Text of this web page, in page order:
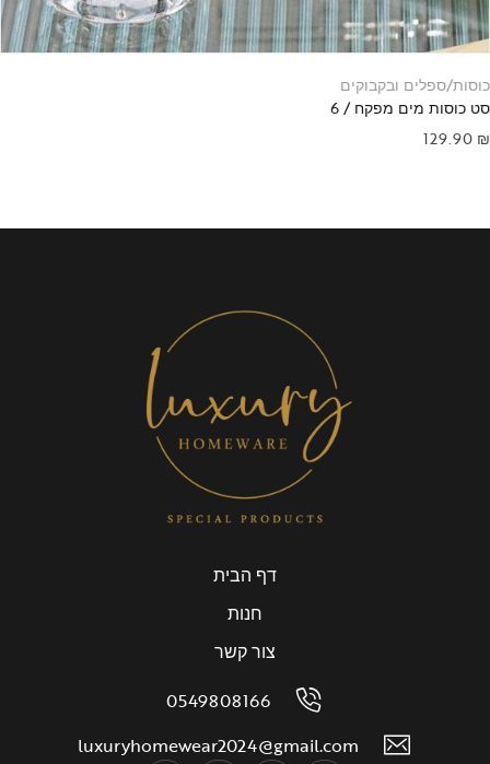
כוסות/ספלים ובקבוקים
סט כוסות מים מפקח / 6
129.90 ₪
דף הבית
חנות
צור קשר
0549808166
luxuryhomewear2024@gmail.com